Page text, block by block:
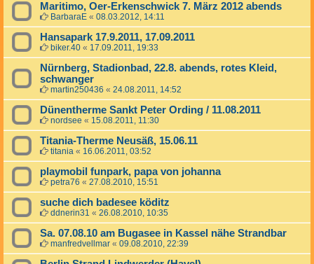
Maritimo, Oer-Erkenschwick 7. März 2012 abends
BarbaraE « 08.03.2012, 14:11
Hansapark 17.9.2011, 17.09.2011
biker.40 « 17.09.2011, 19:33
Nürnberg, Stadionbad, 22.8. abends, rotes Kleid,
schwanger
martin250436 « 24.08.2011, 14:52
Dünentherme Sankt Peter Ording / 11.08.2011
nordsee « 15.08.2011, 11:30
Titania-Therme Neusäß, 15.06.11
titania « 16.06.2011, 03:52
playmobil funpark, papa von johanna
petra76 « 27.08.2010, 15:51
suche dich badesee köditz
ddnerin31 « 26.08.2010, 10:35
Sa. 07.08.10 am Bugasee in Kassel nähe Strandbar
manfredvellmar « 09.08.2010, 22:39